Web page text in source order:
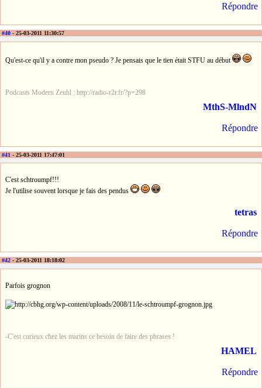
Répondre
#40 - 25-03-2011 11:30:57
Qu'est-ce qu'il y a contre mon pseudo ? Je pensais que le tien était STFU au début
Podcasts Modern Zeuhl : http://radio-r2r.fr/?p=298
MthS-MlndN
Répondre
#41 - 25-03-2011 17:47:01
C'est schtroumpf!!!
Je l'utilise souvent lorsque je fais des pendus
tetras
Répondre
#42 - 25-03-2011 18:18:02
Parfois grognon
-C'est curieux chez les marins ce besoin de faire des phrases !
HAMEL
Répondre